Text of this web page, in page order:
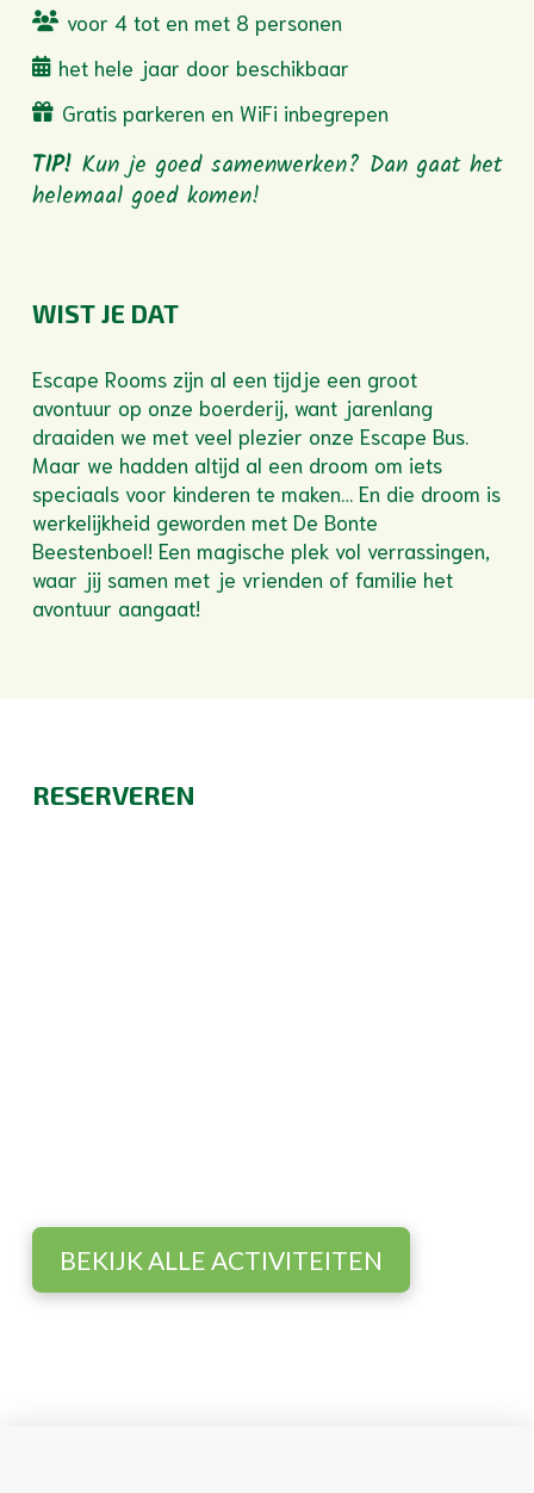
voor 4 tot en met 8 personen
het hele jaar door beschikbaar
Gratis parkeren en WiFi inbegrepen
TIP!Kun je goed samenwerken? Dan gaat het
helemaal goed komen!
WIST JE DAT
Escape Rooms zijn al een tijdje een groot
avontuur op onze boerderij, want jarenlang
draaiden we met veel plezier onze Escape Bus.
Maar we hadden altijd al een droom om iets
speciaals voor kinderen te maken… En die droom is
werkelijkheid geworden met De Bonte
Beestenboel! Een magische plek vol verrassingen,
waar jij samen met je vrienden of familie het
avontuur aangaat!
RESERVEREN
BEKIJK ALLE ACTIVITEITEN